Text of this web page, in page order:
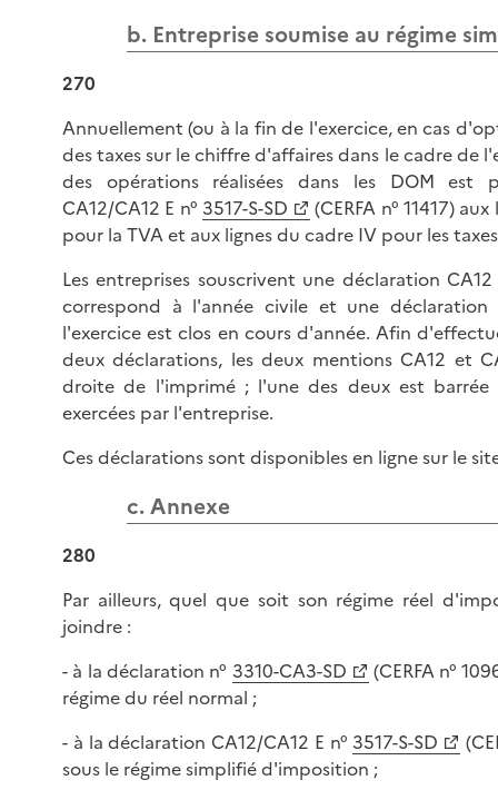
b. Entreprise soumise au régime
270
Annuellement (ou à la fin de l'exercice, en cas
des taxes sur le chiffre d'affaires dans le cadre de
des opérations réalisées dans les DOM est
CA12/CA12 E n° 3517-S-SD
(CERFA n° 11417)
pour la TVA et aux lignes du cadre IV pour les
Les entreprises souscrivent une déclaration CA12
correspond à l'année civile et une
l'exercice est clos en cours d'année. Afin
deux déclarations, les deux mentions CA12 et
droite de l'imprimé ; l'une des deux est
exercées par l'entreprise.
Ces déclarations sont disponibles en ligne sur le
c. Annexe
280
Par ailleurs, quel que soit son régime réel
joindre :
- à la déclaration n° 3310-CA3-SD
(CERFA n°
régime du réel normal ;
- à la déclaration CA12/CA12 E n° 3517-S-SD
sous le régime simplifié d'imposition ;